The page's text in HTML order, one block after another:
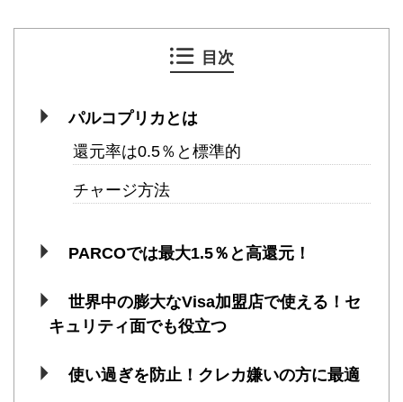
目次
パルコプリカとは
還元率は0.5％と標準的
チャージ方法
PARCOでは最大1.5％と高還元！
世界中の膨大なVisa加盟店で使える！セ
キュリティ面でも役立つ
使い過ぎを防止！クレカ嫌いの方に最適